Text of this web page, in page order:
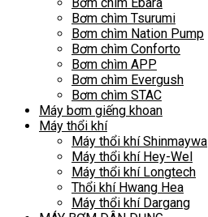
Bơm chìm Ebara
Bơm chìm Tsurumi
Bơm chìm Nation Pump
Bơm chìm Conforto
Bơm chìm APP
Bơm chìm Evergush
Bơm chìm STAC
Máy bơm giếng khoan
Máy thổi khí
Máy thổi khí Shinmaywa
Máy thổi khí Hey-Wel
Máy thổi khí Longtech
Thổi khí Hwang Hea
Máy thổi khí Dargang